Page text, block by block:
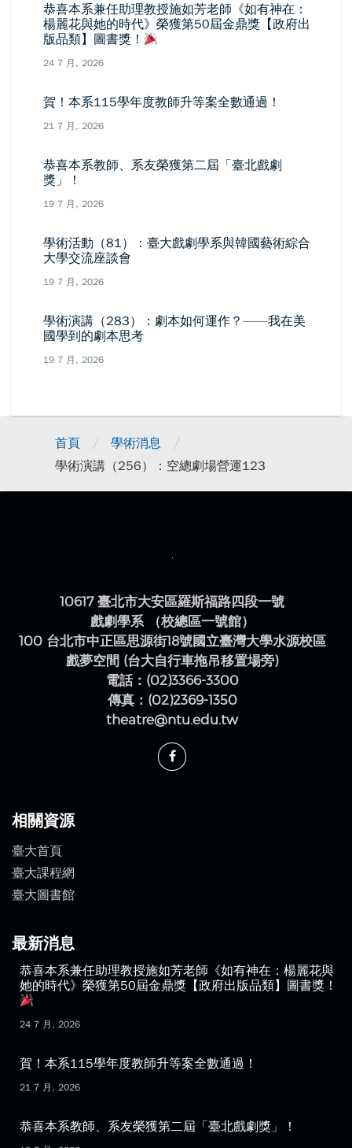
恭喜本系兼任助理教授施如芳老師《如有神在：
楊麗花與她的時代》榮獲第50屆金鼎獎【政府出
版品類】圖書獎！
24 7 月, 2026
賀！本系115學年度教師升等案全數通過！
21 7 月, 2026
恭喜本系教師、系友榮獲第二屆「臺北戲劇
獎」！
19 7 月, 2026
學術活動（81）：臺大戲劇學系與韓國藝術綜合
大學交流座談會
19 7 月, 2026
學術演講（283）：劇本如何運作？——我在美
國學到的劇本思考
19 7 月, 2026
首頁 / 學術消息 /
學術演講（256）：空總劇場營運123
10617 臺北市大安區羅斯福路四段一號
戲劇學系 （校總區一號館）
100 台北市中正區思源街18號國立臺灣大學水源校區
戲夢空間 (台大自行車拖吊移置場旁)
電話：(02)3366-3300
傳真：(02)2369-1350
theatre@ntu.edu.tw
相關資源
臺大首頁
臺大圖書館
最新消息
恭喜本系兼任助理教授施如芳老師《如有神在：楊麗花與